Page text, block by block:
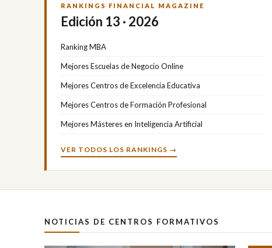
RANKINGS FINANCIAL MAGAZINE
Edición 13 · 2026
Ranking MBA
Mejores Escuelas de Negocio Online
Mejores Centros de Excelencia Educativa
Mejores Centros de Formación Profesional
Mejores Másteres en Inteligencia Artificial
VER TODOS LOS RANKINGS →
NOTICIAS DE CENTROS FORMATIVOS